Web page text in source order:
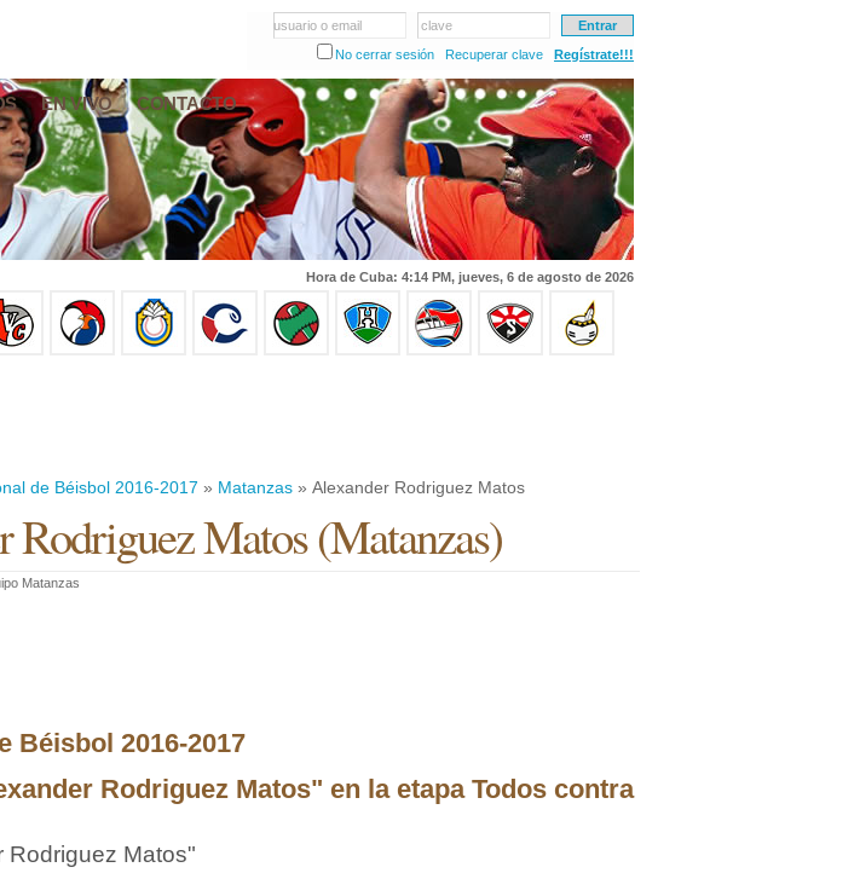
usuario o email
clave
No cerrar sesión
Recuperar clave Regístrate!!!
EN VIVO CONTACTO
Hora de Cuba: 4:14 PM, jueves, 6 de agosto de 2026
de Béisbol 2016-2017 » Matanzas » Alexander Rodriguez Matos
Rodriguez Matos(Matanzas)
Matanzas
Béisbol 2016-2017
Rodriguez Matos" en la etapa Todos contra
Rodriguez Matos"